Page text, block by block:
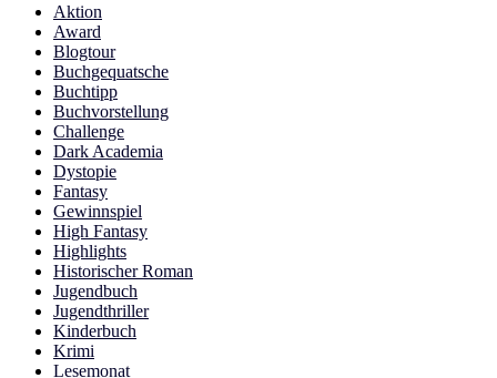
Aktion
Award
Blogtour
Buchgequatsche
Buchtipp
Buchvorstellung
Challenge
Dark Academia
Dystopie
Fantasy
Gewinnspiel
High Fantasy
Highlights
Historischer Roman
Jugendbuch
Jugendthriller
Kinderbuch
Krimi
Lesemonat